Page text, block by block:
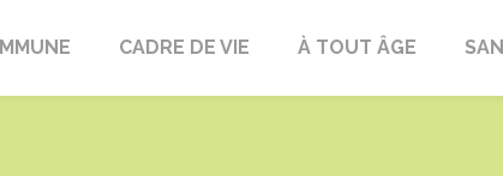
CADRE DE VIE À TOUT ÂGE